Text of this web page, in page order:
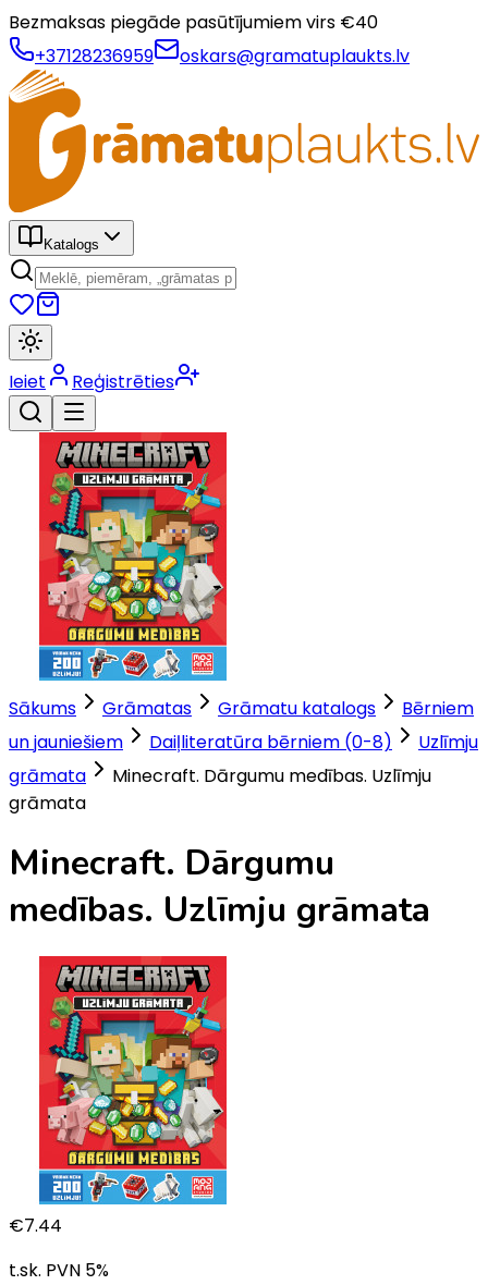
Bezmaksas piegāde pasūtījumiem virs €40
+37128236959
oskars@gramatuplaukts.lv
Katalogs
Ieiet Reģistrēties
Sākums Grāmatas Grāmatu katalogs
Bērniem
un jauniešiem
Daiļliteratūra bērniem (0-8)
Uzlīmju
grāmata
Minecraft. Dārgumu medības. Uzlīmju
grāmata
Minecraft. Dārgumu
medības. Uzlīmju grāmata
€7.44
t.sk. PVN 5%